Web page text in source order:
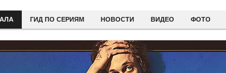
ГИД ПО СЕРИЯМ НОВОСТИ ВИДЕО ФОТО